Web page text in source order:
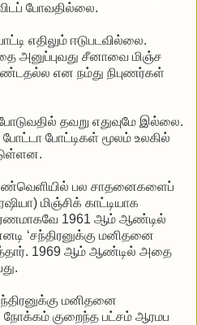
போவதில்லை.
எதிலும் ஈடுபடவில்லை.
அனுப்புவது சீனாவை மிஞ்ச
என நம்து நிபுணர்கள்
தவறு எதுவுமே இல்லை.
போட்டிகள் மூலம் உலகில்
பல சாதனைகளைப்
மிஞ்சிக் காட்டியாக
1961 ஆம் ஆண்டில்
‘சந்திரனுக்கு மனிதனை
1969 ஆம் ஆண்டில் அதை
மனிதனை
நோக்கம் குறைந்த பட்சம் ஆரமப